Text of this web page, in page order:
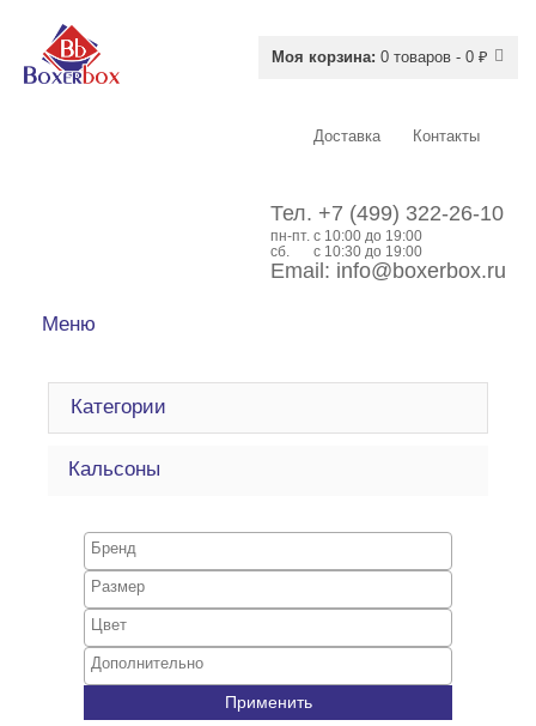
Моя корзина: 0 товаров - 0 ₽
Доставка Контакты
Тел. +7 (499) 322-26-10
пн-пт. c 10:00 до 19:00
сб.
с 10:30 до 19:00
Email: info@boxerbox.ru
Меню
Категории
Кальсоны
Применить